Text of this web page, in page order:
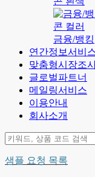
금융/뱅킹
연간정보서비
맞춤형시장조
글로벌파트너
메일링서비스
이용안내
회사소개
샘플 요청 목록